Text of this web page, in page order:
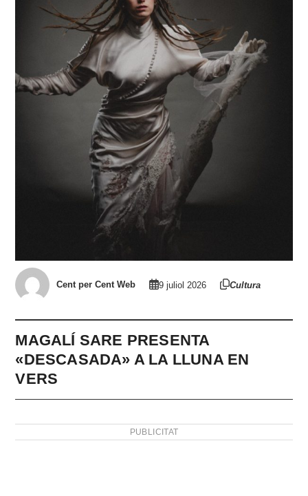
Cent per Cent Web 9 juliol 2026 Cultura
MAGALÍ SARE PRESENTA
«DESCASADA» A LA LLUNA EN
VERS
PUBLICITAT